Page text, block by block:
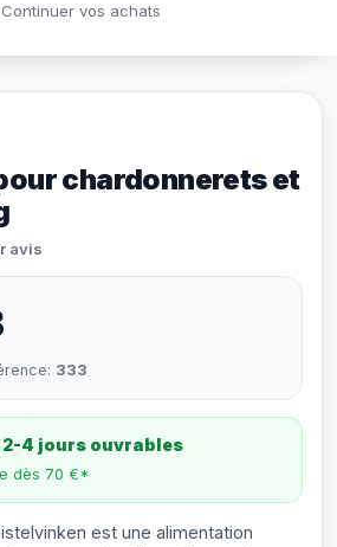
chardonnerets et
avis
333
4 jours ouvrables
dès 70 €*
est une alimentation
Continuer vos achats